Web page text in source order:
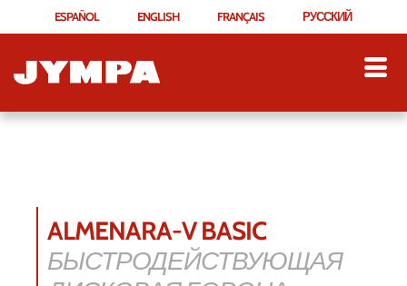
ESPAÑOL ENGLISH FRANÇAIS РУССКИЙ
ALMENARA-V BASIC
БЫСТРОДЕЙСТВУЮЩАЯ